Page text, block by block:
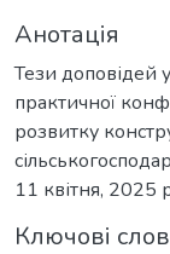
Анотація
Тези доповідей
практичної
розвитку
11 квітня, 2025
Ключові